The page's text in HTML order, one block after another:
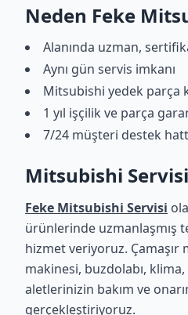
Neden Feke
Alanında uzman,
Aynı gün servis imkanı
Mitsubishi yedek parça
1 yıl işçilik ve parça
7/24 müşteri destek
Mitsubishi
Feke Mitsubishi Servisi
ürünlerinde uzmanlaşmış
hizmet veriyoruz. Çamaşır
makinesi, buzdolabı, klima,
aletlerinizin bakım ve
gerçekleştiriyoruz.